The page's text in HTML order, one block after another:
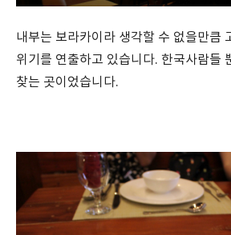
내부는 보라카이라 생각할 수 없을만큼
위기를 연출하고 있습니다. 한국사람들
찾는 곳이었습니다.